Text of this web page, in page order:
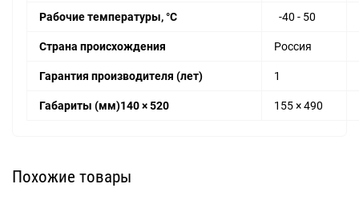
Рабочие температуры, °С -40 - 50
Страна происхождения Россия
Гарантия производителя (лет) 1
Габариты (мм)140 × 520 155 × 490
Похожие товары